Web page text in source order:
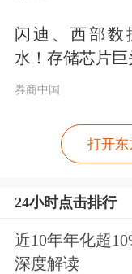
为童小平，
配件制造、
备及配件制
密铝合金部
闪迪、西部数
水！存储芯片
券商中国
打开东
24小时点击排行
近10年年化超
深度解读